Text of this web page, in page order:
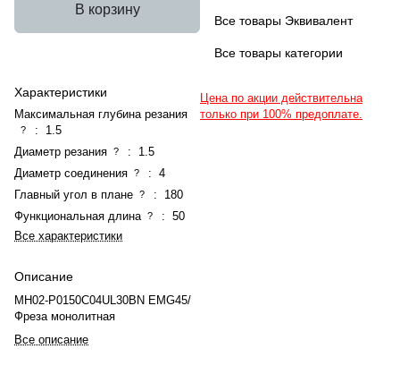
В корзину
Характеристики
Максимальная глубина резания
? :
1.5
Диаметр резания ? :
1.5
Диаметр соединения ? : 4
Главный угол в плане ? :
180
Функциональная длина ? : 50
Все характеристики
Описание
MH02-P0150C04UL30BN EMG45/
Фреза монолитная
Все описание
Все товары Эквивалент
Все товары категории
Цена по акции действительна
только при 100% предоплате.